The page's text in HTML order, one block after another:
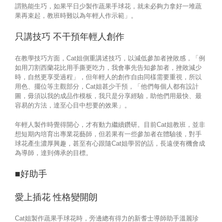
謂熟能生巧，如果平日少製作蔬果手球花，就未必夠力拿好一堆蔬
果再束起，教班時難以為年輕人作示範」。
只講技巧 不干預年輕人創作
在教學技巧方面，Cat姐側重講述技巧，以減低參加者挫敗感，「例
如用刀割西蘭花比用手撕更吃力，我會事先告知參加者，挫敗減少
時，自然更享受過程」，但年輕人的創作自由同樣需要重視，所以
用色、擺位等主觀部分，Cat姐甚少干預，「他們每個人都有設計
圖，毋須以我的成品作模板，我只是分享經驗，助他們用最快、最
容易的方法，達至心目中想要的效果」。
年輕人製作時覺得開心，才有動力繼續鑽研。目前Cat姐教班，並非
想短期內培育出專業花藝師，但若果有一些參加者在體驗後，對手
球花產生濃厚興趣，甚至有心跟隨Cat姐學習的話，長遠便有機會成
為導師，達到傳承的目標。
■好助手
愛上插花 性格變開朗
Cat姐製作蔬果手球花時，旁邊總有得力的新耆士導師助手溫麗珍